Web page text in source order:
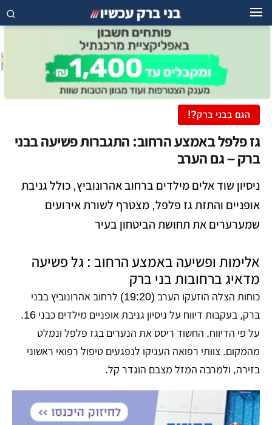
הגם בבני ברק?!
גז פלפל באמצע הרחוב: התגברות פשיעה בבני
ברק – גם הערב
ניסיון שוד אלים מילדים ברחוב אהרונוביץ, כולל גניבת
אופניים והתזת גז פלפל, מצטרף לשורת אירועים
שמערערים את תחושת הביטחון בעיר
אלימות ופשיעה באמצע הרחוב : גל פשיעה
מדאיג ברחובות בני ברק
כוחות הצלה הוזעקו הערב (19:20) לרחוב אהרונוביץ בבני
ברק, בעקבות דיווח על ניסיון גניבת אופניים מילדים כבני 16.
על פי הדיווח, החשוד ריסס את הנערים בגז פלפל ונמלט
מהמקום. צוותי רפואה העניקו לנפגעים טיפול רפואי ראשוני
בזירה, ולמרבה המזל מצבם הוגדר קל.